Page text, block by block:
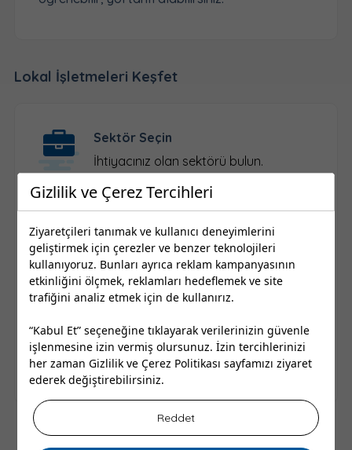
Gizlilik ve Çerez Tercihleri
Ziyaretçileri tanımak ve kullanıcı deneyimlerini
geliştirmek için çerezler ve benzer teknolojileri
kullanıyoruz. Bunları ayrıca reklam kampanyasının
etkinliğini ölçmek, reklamları hedeflemek ve site
trafiğini analiz etmek için de kullanırız.
“Kabul Et” seçeneğine tıklayarak verilerinizin güvenle
işlenmesine izin vermiş olursunuz. İzin tercihlerinizi
her zamanGizlilik ve Çerez Politikası sayfamızı ziyaret
ederek değiştirebilirsiniz.
Reddet
Lokal İşletmeleri Keşfet
Sektör Seçin
İhtiyacınız olan sektörü bulun.
Konum Seçin
İl ve ilçe seçimi yapın.
Kayıtlı yerel işletmelere ulaşın.